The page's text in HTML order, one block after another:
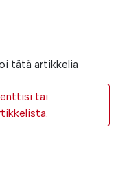
tätä artikkelia
tai